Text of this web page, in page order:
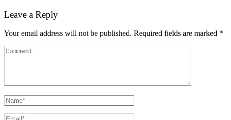
Leave a Reply
Your email address will not be published. Required fields are marked *